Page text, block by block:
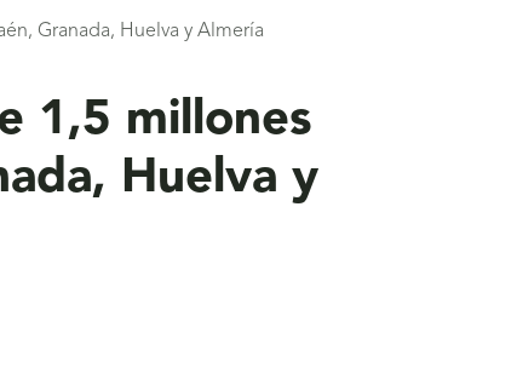
Granada, Huelva y Almería
1,5 millones
Huelva y